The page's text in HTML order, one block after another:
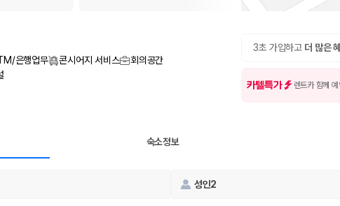
원에 맞는 차종별 가격을 비교합니다.
비교합니다.
확인합니다.
여부, 면책금, 보상 한도, 옵션 비용, 취소 수수료를 함께 확인해야 실제로 저렴
3초 가입하고 더 많은
카텔특가 렌트카 함께 예
은행업무 콘시어지 서비스
회의공간
숙소정보
성인2